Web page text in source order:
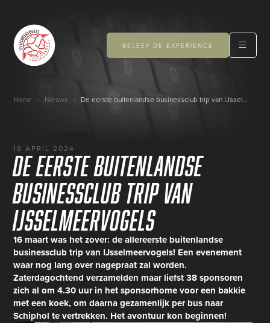
BELEEF DE EXPERIENCE
Home › Nieuws › De eerste buitenlandse businessclub trip van IJsselmeervogels
18 APRIL 2024
De eerste buitenlandse
businessclub trip van
IJsselmeervogels
16 maart was het zover: de allereerste buitenlandse
businessclub trip van IJsselmeervogels! Een evenement
waar nog lang over nagepraat zal worden.
Zaterdagochtend verzamelden maar liefst 38 sponsoren
zich al om 4.30 uur in het sponsorhome voor een bakkie
met een koek, om daarna gezamenlijk per bus naar
Schiphol te vertrekken. Het avontuur kon beginnen!